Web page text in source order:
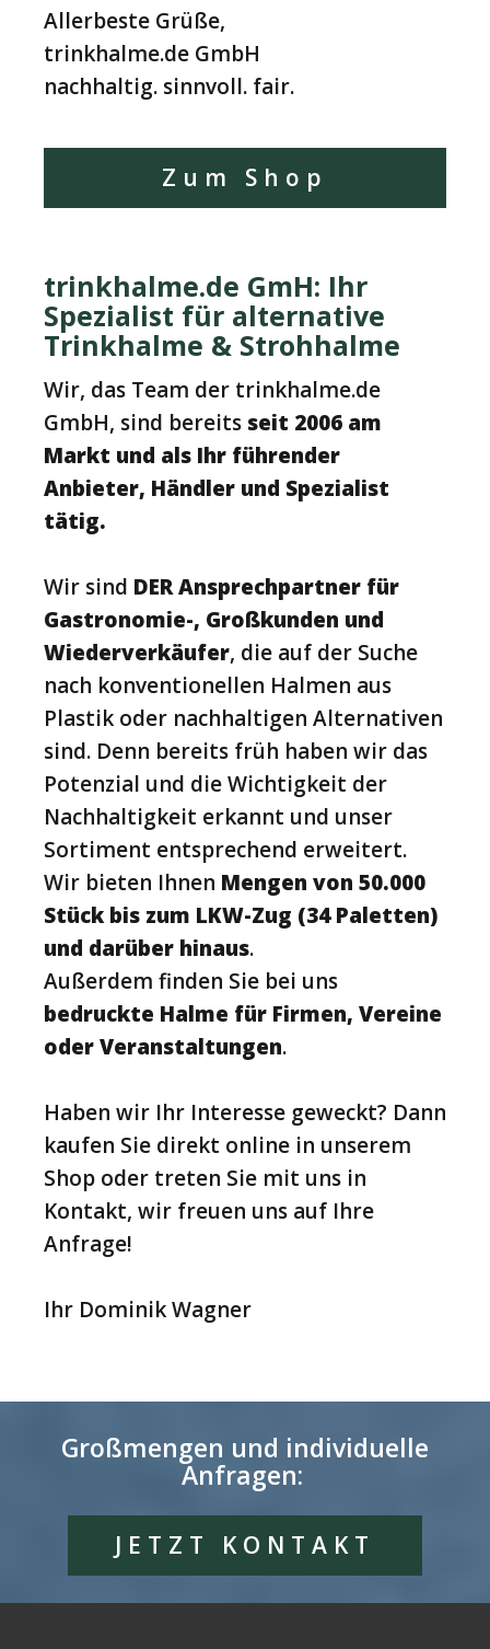
Allerbeste Grüße,
trinkhalme.de GmbH
nachhaltig. sinnvoll. fair.
Zum Shop
trinkhalme.de GmH: Ihr
Spezialist für alternative
Trinkhalme & Strohhalme
Wir, das Team der trinkhalme.de
GmbH, sind bereits seit 2006 am
Markt und als Ihr führender
Anbieter, Händler und Spezialist
tätig.
Wir sind DER Ansprechpartner für
Gastronomie-, Großkunden und
Wiederverkäufer, die auf der Suche
nach konventionellen Halmen aus
Plastik oder nachhaltigen Alternativen
sind. Denn bereits früh haben wir das
Potenzial und die Wichtigkeit der
Nachhaltigkeit erkannt und unser
Sortiment entsprechend erweitert.
Wir bieten Ihnen Mengen von 50.000
Stück bis zum LKW-Zug (34 Paletten)
und darüber hinaus.
Außerdem finden Sie bei uns
bedruckte Halme für Firmen, Vereine
oder Veranstaltungen.
Haben wir Ihr Interesse geweckt? Dann
kaufen Sie direkt online in unserem
Shop oder treten Sie mit uns in
Kontakt, wir freuen uns auf Ihre
Anfrage!
Ihr Dominik Wagner
Großmengen und individuelle
Anfragen:
JETZT KONTAKT